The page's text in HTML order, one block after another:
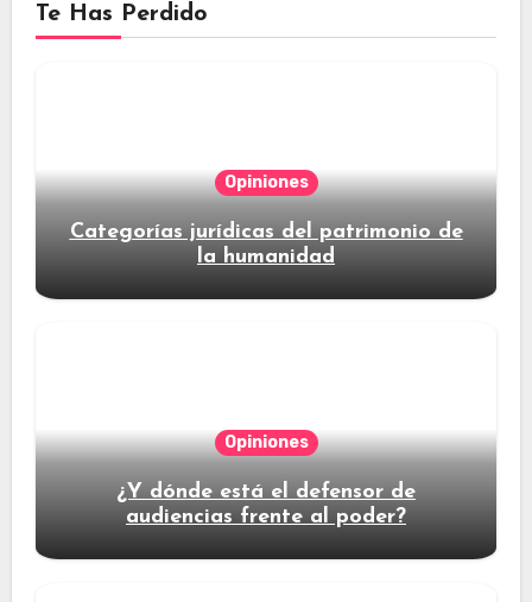
Te Has Perdido
Opiniones
Categorías jurídicas del patrimonio de
la humanidad
Opiniones
¿Y dónde está el defensor de
audiencias frente al poder?